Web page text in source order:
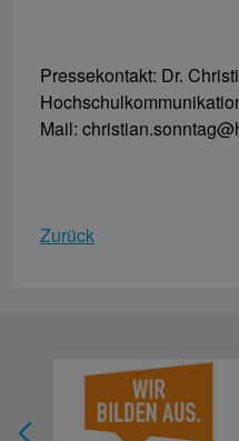
Pressekontakt: Dr.
Mail:
Zurück